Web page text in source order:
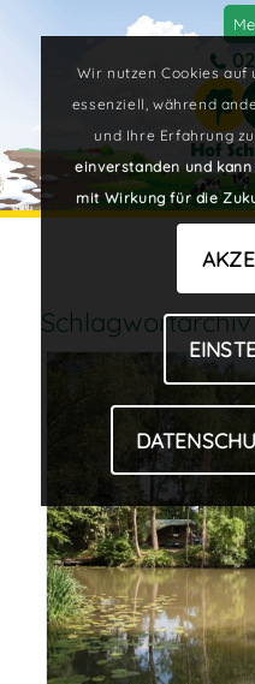
Wir nutzen Cookies auf
essenziell, während
und Ihre Erfahrung
einverstanden und
mit Wirkung für die